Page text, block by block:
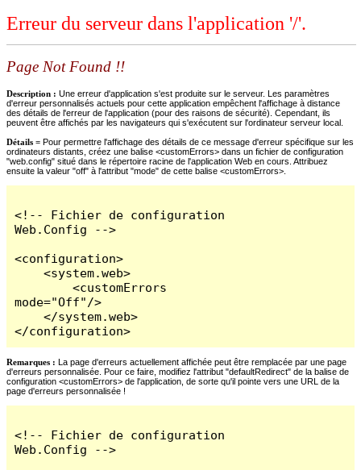
Erreur du serveur dans l'application '/'.
Page Not Found !!
Description : Une erreur d'application s'est produite sur le serveur. Les paramètres
d'erreur personnalisés actuels pour cette application empêchent l'affichage à distance
des détails de l'erreur de l'application (pour des raisons de sécurité). Cependant, ils
peuvent être affichés par les navigateurs qui s'exécutent sur l'ordinateur serveur local.
Détails = Pour permettre l'affichage des détails de ce message d'erreur spécifique sur les
ordinateurs distants, créez une balise <customErrors> dans un fichier de configuration
"web.config" situé dans le répertoire racine de l'application Web en cours. Attribuez
ensuite la valeur "off" à l'attribut "mode" de cette balise <customErrors>.
<!-- Fichier de configuration
Web.Config -->
<configuration>
    <system.web>
        <customErrors
mode="Off"/>
    </system.web>
</configuration>
Remarques : La page d'erreurs actuellement affichée peut être remplacée par une page
d'erreurs personnalisée. Pour ce faire, modifiez l'attribut "defaultRedirect" de la balise de
configuration <customErrors> de l'application, de sorte qu'il pointe vers une URL de la
page d'erreurs personnalisée !
<!-- Fichier de configuration
Web.Config -->